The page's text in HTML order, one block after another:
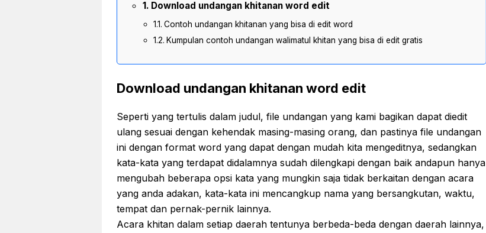
Download undangan khitanan word edit
Contoh undangan khitanan yang bisa di edit word
Kumpulan contoh undangan walimatul khitan yang bisa di edit gratis
Download undangan khitanan word edit
Seperti yang tertulis dalam judul, file undangan yang kami bagikan dapat diedit
ulang sesuai dengan kehendak masing-masing orang, dan pastinya file undangan
ini dengan format word yang dapat dengan mudah kita mengeditnya, sedangkan
kata-kata yang terdapat didalamnya sudah dilengkapi dengan baik andapun hanya
mengubah beberapa opsi kata yang mungkin saja tidak berkaitan dengan acara
yang anda adakan, kata-kata ini mencangkup nama yang bersangkutan, waktu,
tempat dan pernak-pernik lainnya.
Acara khitan dalam setiap daerah tentunya berbeda-beda dengan daerah lainnya,